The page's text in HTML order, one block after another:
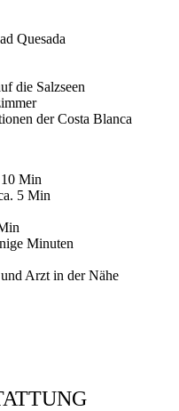
Quesada
die Salzseen
der Costa Blanca
10 Min
5 Min
Minuten
Arzt in der Nähe